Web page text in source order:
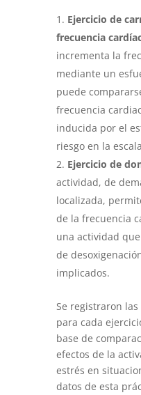
Ejercicio de
frecuencia
incrementa la
mediante un
puede
frecuencia
inducida por el
riesgo en la
Ejercicio de
actividad, de
localizada,
de la frecuencia
una actividad
de
implicados.
Se registraron
para cada
base de
efectos de la
estrés en
datos de esta